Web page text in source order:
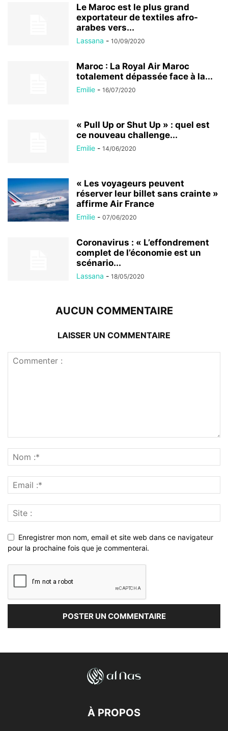
Le Maroc est le plus grand
exportateur de textiles afro-
arabes vers...
Lassana - 10/09/2020
Maroc : La Royal Air Maroc
totalement dépassée face à la...
Emilie - 16/07/2020
« Pull Up or Shut Up » : quel est
ce nouveau challenge...
Emilie - 14/06/2020
« Les voyageurs peuvent
réserver leur billet sans crainte »
affirme Air France
Emilie - 07/06/2020
Coronavirus : « L’effondrement
complet de l’économie est un
scénario...
Lassana - 18/05/2020
AUCUN COMMENTAIRE
LAISSER UN COMMENTAIRE
Enregistrer mon nom, email et site web dans ce navigateur
pour la prochaine fois que je commenterai.
À PROPOS